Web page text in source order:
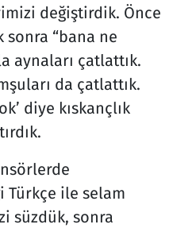
değiştirdik. Önce
sonra “bana ne
aynaları çatlattık.
da çatlattık.
diye kıskançlık
Türkçe ile selam
süzdük, sonra